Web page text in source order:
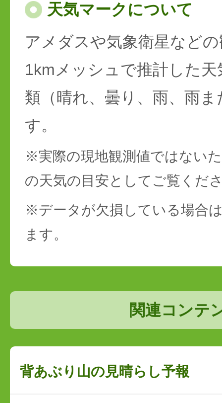
天気マークについて
アメダスや気象衛星など
1kmメッシュで推計した
類（晴れ、曇り、雨、雨
す。
※実際の現地観測値ではない
の天気の目安としてご覧くだ
※データが欠損している場合
ます。
関連コンテ
背あぶり山の見晴らし予報